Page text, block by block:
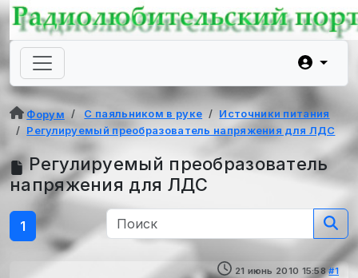
Форум С паяльником в руке
Источники питания
Регулируемый преобразователь напряжения для ЛДС
Регулируемый преобразователь
напряжения для ЛДС
1
21 июнь 2010 15:58 #1